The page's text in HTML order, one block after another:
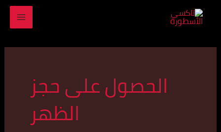
تخطي
الحصول على حجز
الظهر